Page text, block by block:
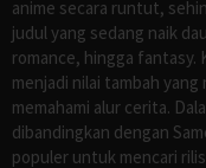
anime secara runtut,
judul yang sedang naik
romance, hingga fantasy.
menjadi nilai tambah
memahami alur cerita.
dibandingkan dengan
populer untuk mencari